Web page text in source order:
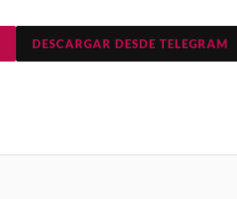
DESCARGAR DESDE TELEGRAM